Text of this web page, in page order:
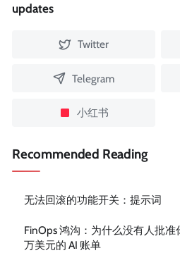
updates
Twitter
Telegram
小红书
Recommended Reading
无法回滚的功能开关：提示词
FinOps 鸿沟：为什么没有人批准
万美元的 AI 账单